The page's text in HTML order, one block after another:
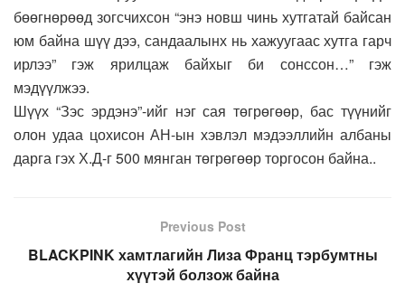
бөөгнөрөөд зогсчихсон “энэ новш чинь хутгатай байсан
юм байна шүү дээ, сандаалынх нь хажуугаас хутга гарч
ирлээ” гэж ярилцаж байхыг би сонссон…” гэж
мэдүүлжээ.
Шүүх “Зэс эрдэнэ”-ийг нэг сая төгрөгөөр, бас түүнийг
олон удаа цохисон АН-ын хэвлэл мэдээллийн албаны
дарга гэх Х.Д-г 500 мянган төгрөгөөр торгосон байна..
Previous Post
BLACKPINK хамтлагийн Лиза Франц тэрбумтны
хүүтэй болзож байна